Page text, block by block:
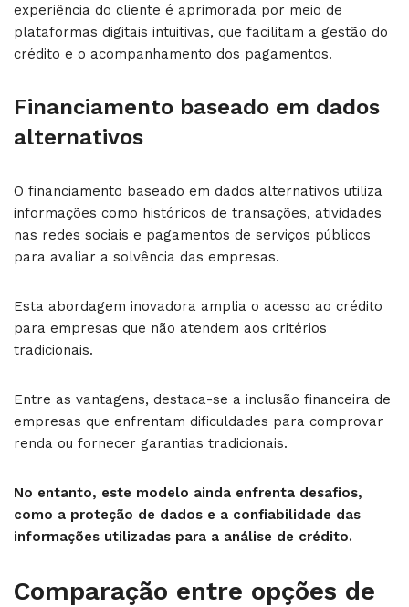
experiência do cliente é aprimorada por meio de
plataformas digitais intuitivas, que facilitam a gestão do
crédito e o acompanhamento dos pagamentos.
Financiamento baseado em dados
alternativos
O financiamento baseado em dados alternativos utiliza
informações como históricos de transações, atividades
nas redes sociais e pagamentos de serviços públicos
para avaliar a solvência das empresas.
Esta abordagem inovadora amplia o acesso ao crédito
para empresas que não atendem aos critérios
tradicionais.
Entre as vantagens, destaca-se a inclusão financeira de
empresas que enfrentam dificuldades para comprovar
renda ou fornecer garantias tradicionais.
No entanto, este modelo ainda enfrenta desafios,
como a proteção de dados e a confiabilidade das
informações utilizadas para a análise de crédito.
Comparação entre opções de